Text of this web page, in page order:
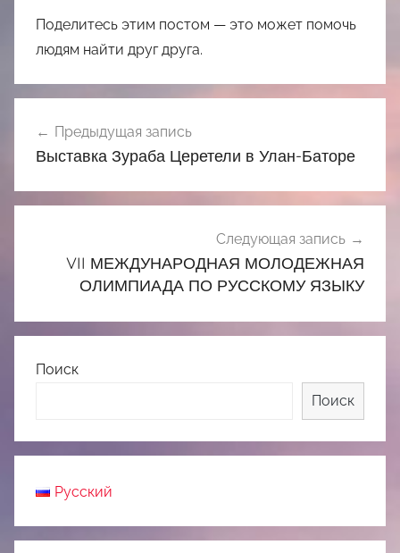
Поделитесь этим постом — это может помочь
людям найти друг друга.
по
Предыдущая запись
Выставка Зураба Церетели в Улан-Баторе
Следующая запись
VII МЕЖДУНАРОДНАЯ МОЛОДЕЖНАЯ
ОЛИМПИАДА ПО РУССКОМУ ЯЗЫКУ
Поиск
Поиск
Русский